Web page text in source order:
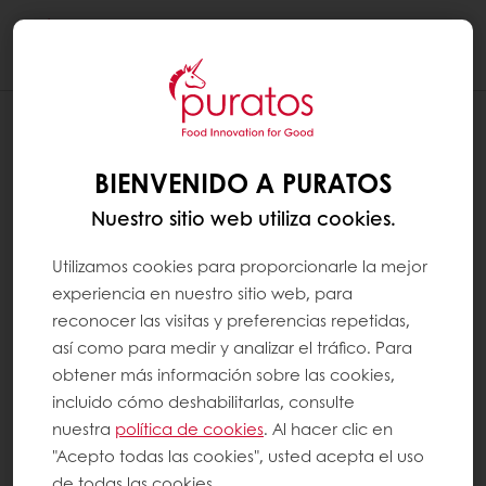
¿CUÁLES SON LAS RAYAS GRISES QUE
PUEDEN APARECER EN EL CHOCOLATE?
Las vetas grises que a veces aparecen en el
chocolate están causadas por dos factores
diferentes:
de grasa y de azúcar.
La floración de grasa se produce cuando la
manteca de cacao, que es una grasa
polimórfica (lo que significa que puede
BIENVENIDO A PURATOS
Nuestro sitio web utiliza cookies.
Utilizamos cookies para proporcionarle la mejor
experiencia en nuestro sitio web, para
reconocer las visitas y preferencias repetidas,
así como para medir y analizar el tráfico. Para
obtener más información sobre las cookies,
incluido cómo deshabilitarlas, consulte
nuestra política de cookies. Al hacer clic en
"Acepto todas las cookies", usted acepta el uso